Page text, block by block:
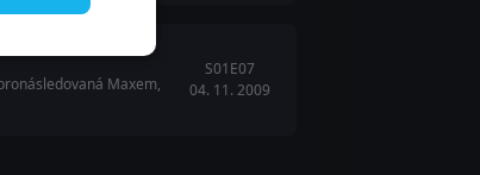
Maxem,
S01E07
04. 11. 2009